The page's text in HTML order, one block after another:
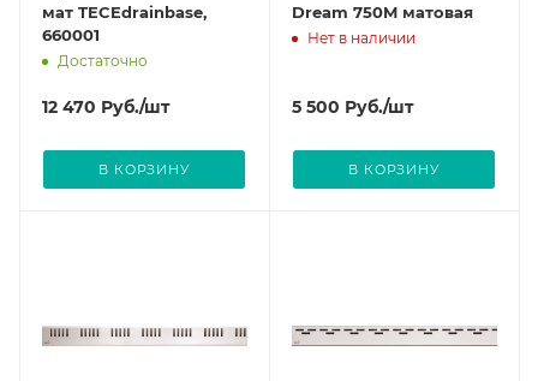
мат TECEdrainbase,
660001
Достаточно
12 470 Руб./шт
В КОРЗИНУ
Dream 750M матовая
Нет в наличии
5 500 Руб./шт
В КОРЗИНУ